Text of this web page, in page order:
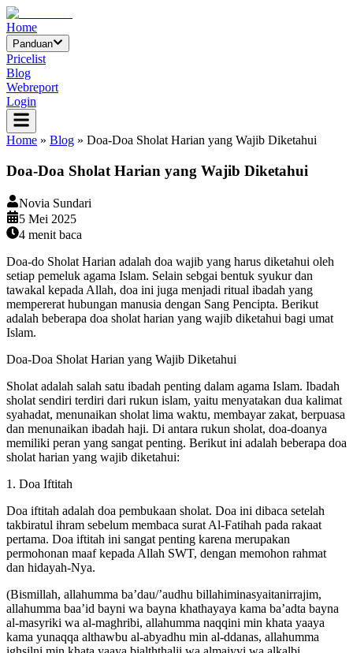
Home
Panduan
Pricelist
Blog
Webreport
Login
Home » Blog » Doa-Doa Sholat Harian yang Wajib Diketahui
Doa-Doa Sholat Harian yang Wajib Diketahui
Novia Sundari
5 Mei 2025
4 menit baca
Doa-do Sholat Harian adalah doa wajib yang harus diketahui oleh
setiap pemeluk agama Islam. Selain sebgai bentuk syukur dan
tawakal kepada Allah, doa ini juga menjadi ritual ibadah yang
mempererat hubungan manusia dengan Sang Pencipta. Berikut
adalah beberapa doa sholat harian yang wajib diketahui bagi umat
Islam.
Doa-Doa Sholat Harian yang Wajib Diketahui
Sholat adalah salah satu ibadah penting dalam agama Islam. Ibadah
sholat sendiri terdiri dari rukun islam, yaitu menyatakan dua kalimat
syahadat, menunaikan sholat lima waktu, membayar zakat, berpuasa
dan menunaikan ibadah haji. Di antara rukun sholat, doa-doanya
memiliki peran yang sangat penting. Berikut ini adalah beberapa doa
sholat harian yang wajib diketahui:
1. Doa Iftitah
Doa iftitah adalah doa pembukaan sholat. Doa ini dibaca setelah
takbiratul ihram sebelum membaca surat Al-Fatihah pada rakaat
pertama. Doa iftitah ini sangat penting karena merupakan
permohonan maaf kepada Allah SWT, dengan memohon rahmat
dan hidayah-Nya.
(Bismillah, allahumma ba’dau/’audhu billahiminasyaitanirrajim,
allahumma baa’id bayni wa bayna khathayaya kama ba’adta bayna
al-masyriki wa al-maghribi, allahumma naqqini min khata yaaya
kama yunaqqa althawbu al-abyadhu min al-ddanas, allahumma